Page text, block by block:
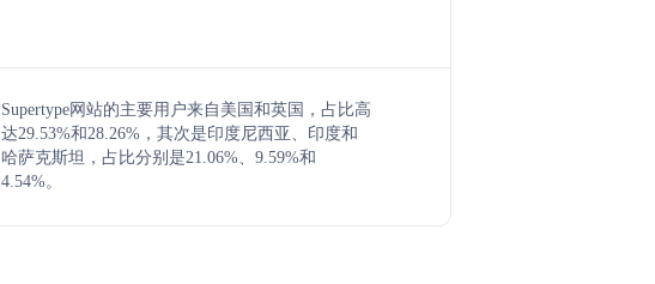
Supertype网站的主要用户来自美国和英国，占比高
达29.53%和28.26%，其次是印度尼西亚、印度和
哈萨克斯坦，占比分别是21.06%、9.59%和
4.54%。